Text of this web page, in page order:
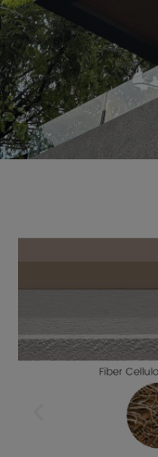
PT
distributor
2017 dan